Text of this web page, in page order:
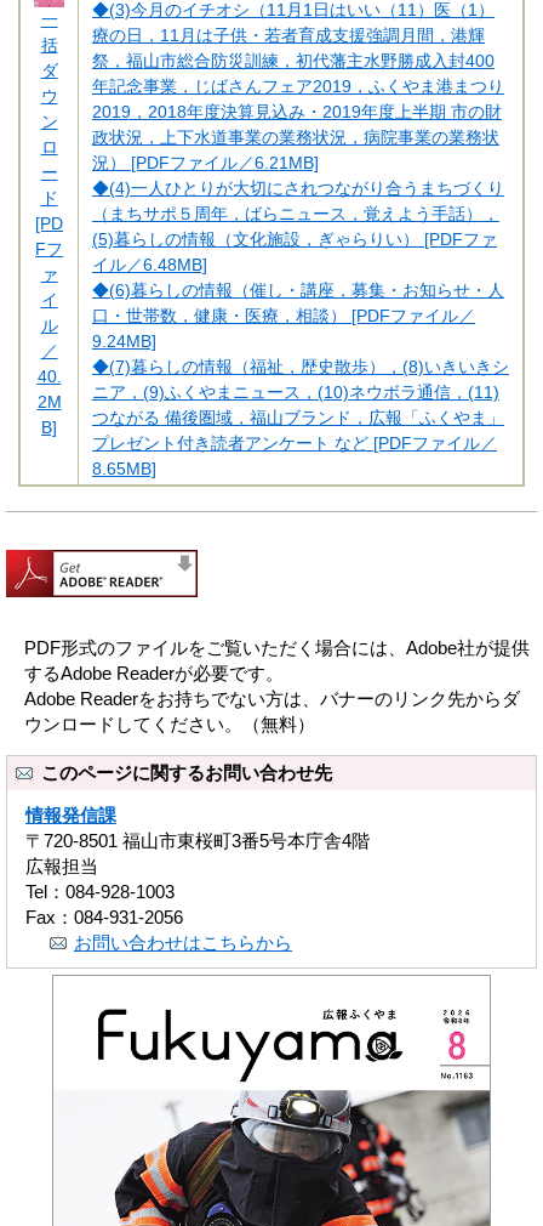
一
括
ダ
ウ
ン
ロ
ー
ド
[PD
Fフ
ァ
イ
ル
／
40.
2M
B]
◆(3)今月のイチオシ（11月1日はいい（11）医（1）
療の日，11月は子供・若者育成支援強調月間，港輝
祭，福山市総合防災訓練，初代藩主水野勝成入封400
年記念事業，じばさんフェア2019，ふくやま港まつり
2019，2018年度決算見込み・2019年度上半期 市の財
政状況，上下水道事業の業務状況，病院事業の業務状
況） [PDFファイル／6.21MB]
◆(4)一人ひとりが大切にされつながり合うまちづくり
（まちサポ５周年，ばらニュース，覚えよう手話），
(5)暮らしの情報（文化施設，ぎゃらりい） [PDFファ
イル／6.48MB]
◆(6)暮らしの情報（催し・講座，募集・お知らせ・人
口・世帯数，健康・医療，相談） [PDFファイル／
9.24MB]
◆(7)暮らしの情報（福祉，歴史散歩），(8)いきいきシ
ニア，(9)ふくやまニュース，(10)ネウボラ通信，(11)
つながる 備後圏域，福山ブランド，広報「ふくやま」
プレゼント付き読者アンケート など [PDFファイル／
8.65MB]
PDF形式のファイルをご覧いただく場合には、Adobe社が提供
するAdobe Readerが必要です。
Adobe Readerをお持ちでない方は、バナーのリンク先からダ
ウンロードしてください。（無料）
このページに関するお問い合わせ先
情報発信課
〒720-8501 福山市東桜町3番5号本庁舎4階
広報担当
Tel：084-928-1003
Fax：084-931-2056
お問い合わせはこちらから